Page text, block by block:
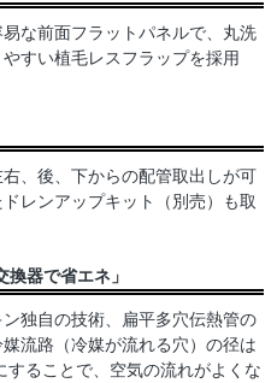
な前面フラットパネルで、丸洗
すい植毛レスフラップを採用
、後、下からの配管取出しが可
レンアップキット（別売）も取
換器で省エネ」
独自の技術、扁平多穴伝熱管の
流路（冷媒が流れる穴）の径は
ることで、空気の流れがよくな